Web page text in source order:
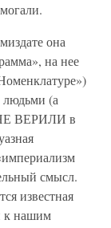
она
на нее
(а
ВЕРИЛИ в
смысл.
известная
к нашим